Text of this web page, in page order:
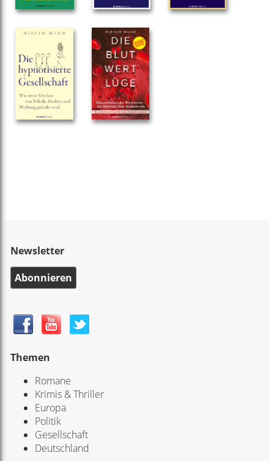
Newsletter
Abonnieren
Themen
Romane
Krimis & Thriller
Europa
Politik
Gesellschaft
Deutschland